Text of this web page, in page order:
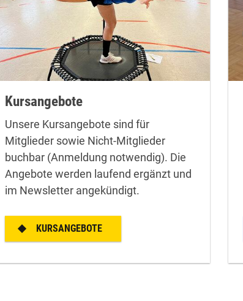
Kursangebote
Unsere Kursangebote sind für
Mitglieder sowie Nicht-Mitglieder
buchbar (Anmeldung notwendig). Die
Angebote werden laufend ergänzt und
im Newsletter angekündigt.
KURSANGEBOTE